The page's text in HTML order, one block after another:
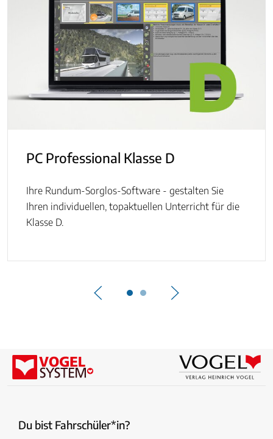
PC Professional Klasse D
Ihre Rundum-Sorglos-Software - gestalten Sie
Ihren individuellen, topaktuellen Unterricht für die
Klasse D.
Du bist Fahrschüler*in?